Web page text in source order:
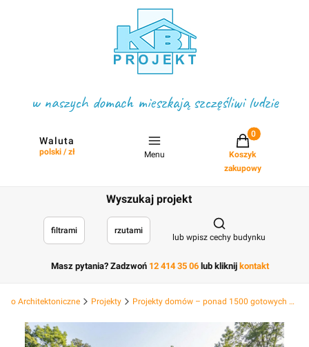
w naszych domach mieszkają szczęśliwi ludzie
Waluta
polski / zł Menu
Projekty w
Koszyk
zakupowy
Wyszukaj projekt
filtrami rzutami
Otwórz
lub wpisz cechy budynku
Masz pytania? Zadzwoń 12 414 35 06 lub kliknij kontakt
Architektoniczne Projekty Projekty domów – ponad 1500 gotowych projektów